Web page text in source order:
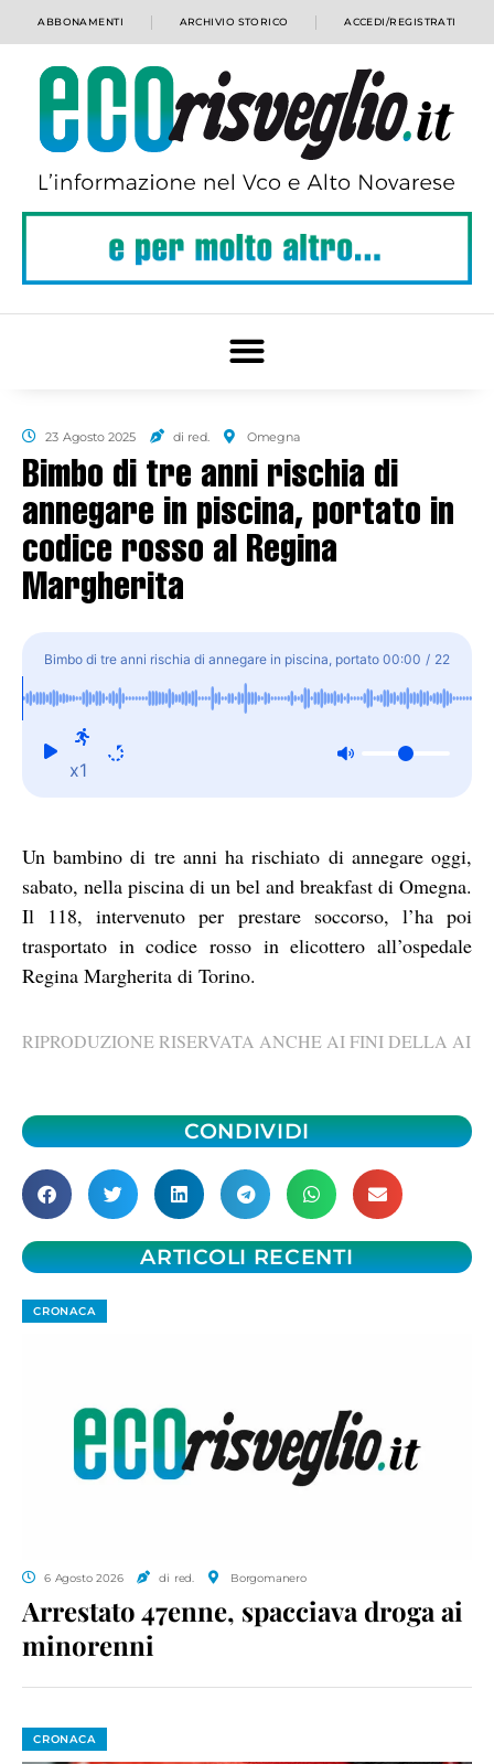
ABBONAMENTI ARCHIVIO STORICO ACCEDI/REGISTRATI
23 Agosto 2025 di red. Omegna
Bimbo di tre anni rischia di
annegare in piscina, portato in
codice rosso al Regina
Margherita
Bimbo di tre anni rischia di annegare in piscina, portato
in codice rosso al Regina Margherita
00:00 / 22
x1
Un bambino di tre anni ha rischiato di annegare oggi,
sabato, nella piscina di un bel and breakfast di Omegna.
Il 118, intervenuto per prestare soccorso, l’ha poi
trasportato in codice rosso in elicottero all’ospedale
Regina Margherita di Torino.
RIPRODUZIONE RISERVATA ANCHE AI FINI DELLA AI
CONDIVIDI
ARTICOLI RECENTI
CRONACA
6 Agosto 2026 di red. Borgomanero
Arrestato 47enne, spacciava droga ai
minorenni
CRONACA